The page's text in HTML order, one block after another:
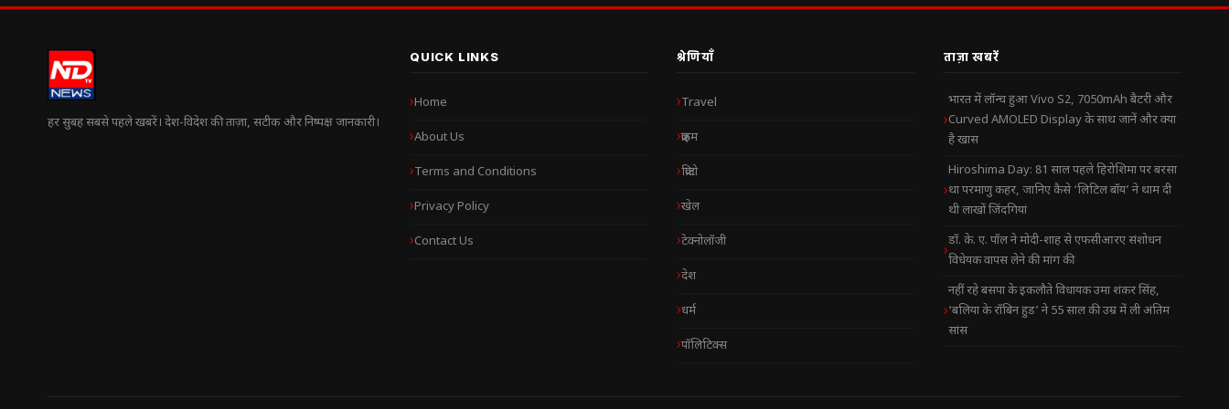
हर सुबह सबसे पहले खबरें। देश-विदेश की ताज़ा, सटीक और निष्पक्ष जानकारी।
QUICK LINKS
Home
About Us
Terms and Conditions
Privacy Policy
Contact Us
श्रेणियाँ
Travel
क्राइम
क्रिप्टो
खेल
टेक्नोलॉजी
देश
धर्म
पॉलिटिक्स
ताज़ा खबरें
भारत में लॉन्च हुआ Vivo S2, 7050mAh बैटरी और
Curved AMOLED Display के साथ जानें और क्या
है खास
Hiroshima Day: 81 साल पहले हिरोशिमा पर बरसा
था परमाणु कहर, जानिए कैसे ‘लिटिल बॉय’ ने थाम दी
थी लाखों जिंदगियां
डॉ. के. ए. पॉल ने मोदी-शाह से एफसीआरए संशोधन
विधेयक वापस लेने की मांग की
नहीं रहे बसपा के इकलौते विधायक उमा शंकर सिंह,
‘बलिया के रॉबिन हुड’ ने 55 साल की उम्र में ली अंतिम
सांस